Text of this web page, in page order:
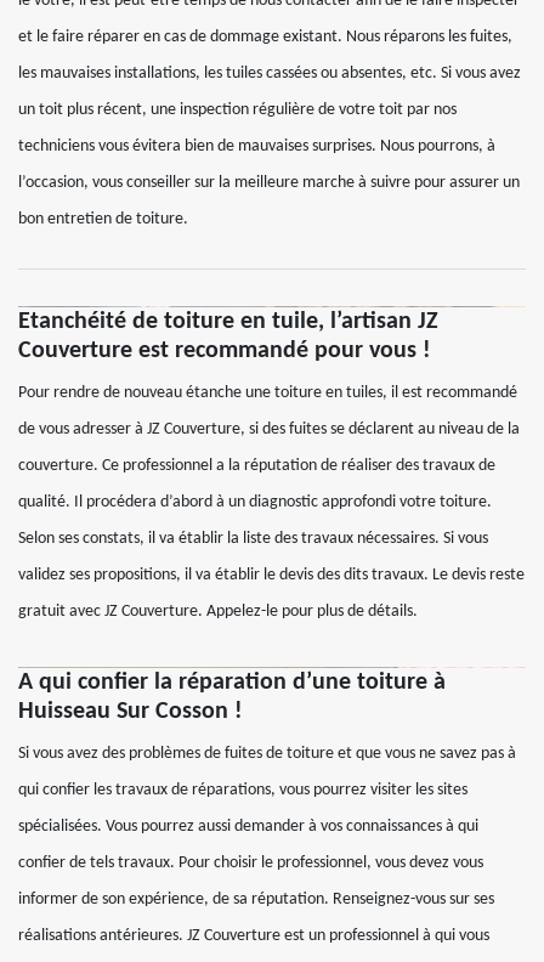
et le faire réparer en cas de dommage existant. Nous réparons les fuites,
les mauvaises installations, les tuiles cassées ou absentes, etc. Si vous avez
un toit plus récent, une inspection régulière de votre toit par nos
techniciens vous évitera bien de mauvaises surprises. Nous pourrons, à
l’occasion, vous conseiller sur la meilleure marche à suivre pour assurer un
bon entretien de toiture.
Etanchéité de toiture en tuile, l’artisan JZ
Couverture est recommandé pour vous !
Pour rendre de nouveau étanche une toiture en tuiles, il est recommandé
de vous adresser à JZ Couverture, si des fuites se déclarent au niveau de la
couverture. Ce professionnel a la réputation de réaliser des travaux de
qualité. Il procédera d’abord à un diagnostic approfondi votre toiture.
Selon ses constats, il va établir la liste des travaux nécessaires. Si vous
validez ses propositions, il va établir le devis des dits travaux. Le devis reste
gratuit avec JZ Couverture. Appelez-le pour plus de détails.
A qui confier la réparation d’une toiture à
Huisseau Sur Cosson !
Si vous avez des problèmes de fuites de toiture et que vous ne savez pas à
qui confier les travaux de réparations, vous pourrez visiter les sites
spécialisées. Vous pourrez aussi demander à vos connaissances à qui
confier de tels travaux. Pour choisir le professionnel, vous devez vous
informer de son expérience, de sa réputation. Renseignez-vous sur ses
réalisations antérieures. JZ Couverture est un professionnel à qui vous